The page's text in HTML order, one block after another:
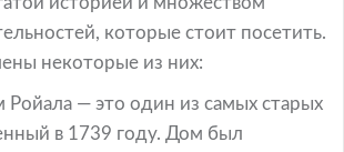
которые стоит посетить.
некоторые из них:
— это один из самых старых
в 1739 году. Дом был